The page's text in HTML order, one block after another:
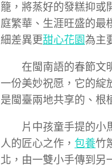
籠，將蒸好的發糕抑或
庭繁華、生涯旺盛的最
細差異更甜心花園為主
在閩南語的春節文
一份美妙祝愿，它的綻
是閩臺兩地共享的、根
片中孩童手提的小
人的匠心之作， 包養竹
北，由一雙小手傳到另